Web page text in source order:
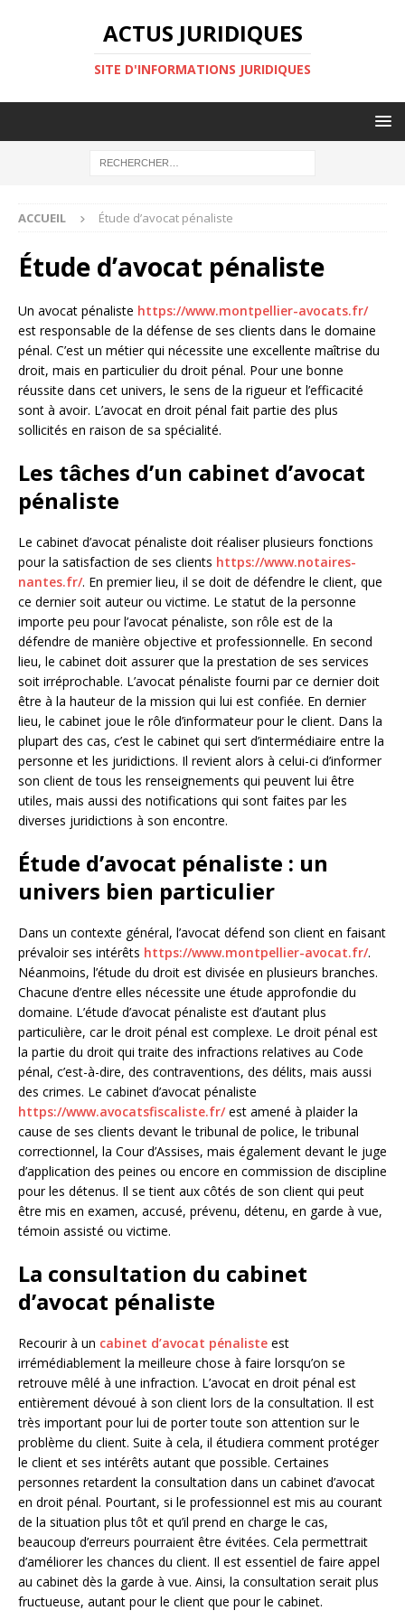
ACTUS JURIDIQUES
SITE D'INFORMATIONS JURIDIQUES
ACCUEIL Étude d’avocat pénaliste
Étude d’avocat pénaliste
Un avocat pénaliste https://www.montpellier-avocats.fr/
est responsable de la défense de ses clients dans le domaine
pénal. C’est un métier qui nécessite une excellente maîtrise du
droit, mais en particulier du droit pénal. Pour une bonne
réussite dans cet univers, le sens de la rigueur et l’efficacité
sont à avoir. L’avocat en droit pénal fait partie des plus
sollicités en raison de sa spécialité.
Les tâches d’un cabinet d’avocat
pénaliste
Le cabinet d’avocat pénaliste doit réaliser plusieurs fonctions
pour la satisfaction de ses clients https://www.notaires-
nantes.fr/. En premier lieu, il se doit de défendre le client, que
ce dernier soit auteur ou victime. Le statut de la personne
importe peu pour l’avocat pénaliste, son rôle est de la
défendre de manière objective et professionnelle. En second
lieu, le cabinet doit assurer que la prestation de ses services
soit irréprochable. L’avocat pénaliste fourni par ce dernier doit
être à la hauteur de la mission qui lui est confiée. En dernier
lieu, le cabinet joue le rôle d’informateur pour le client. Dans la
plupart des cas, c’est le cabinet qui sert d’intermédiaire entre la
personne et les juridictions. Il revient alors à celui-ci d’informer
son client de tous les renseignements qui peuvent lui être
utiles, mais aussi des notifications qui sont faites par les
diverses juridictions à son encontre.
Étude d’avocat pénaliste : un
univers bien particulier
Dans un contexte général, l’avocat défend son client en faisant
prévaloir ses intérêts https://www.montpellier-avocat.fr/.
Néanmoins, l’étude du droit est divisée en plusieurs branches.
Chacune d’entre elles nécessite une étude approfondie du
domaine. L’étude d’avocat pénaliste est d’autant plus
particulière, car le droit pénal est complexe. Le droit pénal est
la partie du droit qui traite des infractions relatives au Code
pénal, c’est-à-dire, des contraventions, des délits, mais aussi
des crimes. Le cabinet d’avocat pénaliste
https://www.avocatsfiscaliste.fr/est amené à plaider la
cause de ses clients devant le tribunal de police, le tribunal
correctionnel, la Cour d’Assises, mais également devant le juge
d’application des peines ou encore en commission de discipline
pour les détenus. Il se tient aux côtés de son client qui peut
être mis en examen, accusé, prévenu, détenu, en garde à vue,
témoin assisté ou victime.
La consultation du cabinet
d’avocat pénaliste
Recourir à un cabinet d’avocat pénaliste est
irrémédiablement la meilleure chose à faire lorsqu’on se
retrouve mêlé à une infraction. L’avocat en droit pénal est
entièrement dévoué à son client lors de la consultation. Il est
très important pour lui de porter toute son attention sur le
problème du client. Suite à cela, il étudiera comment protéger
le client et ses intérêts autant que possible. Certaines
personnes retardent la consultation dans un cabinet d’avocat
en droit pénal. Pourtant, si le professionnel est mis au courant
de la situation plus tôt et qu’il prend en charge le cas,
beaucoup d’erreurs pourraient être évitées. Cela permettrait
d’améliorer les chances du client. Il est essentiel de faire appel
au cabinet dès la garde à vue. Ainsi, la consultation serait plus
fructueuse, autant pour le client que pour le cabinet.